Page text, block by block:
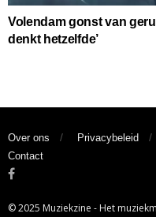
Volendam gonst van
denkt hetzelfde’
Over ons Privacybeleid
Contact
© 2025 Muziekzine - Het